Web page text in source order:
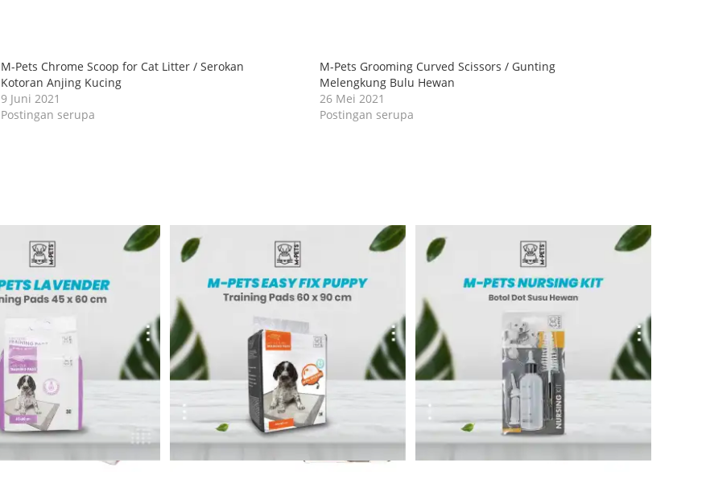
M-Pets Chrome Scoop for Cat Litter / Serokan
Kotoran Anjing Kucing
9 Juni 2021
Postingan serupa
M-Pets Grooming Curved Scissors / Gunting
Melengkung Bulu Hewan
26 Mei 2021
Postingan serupa
Quick View Quick View Quick View